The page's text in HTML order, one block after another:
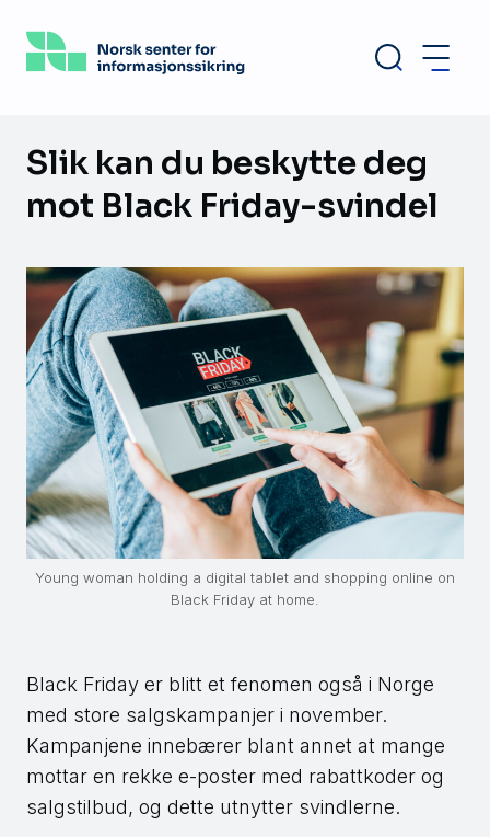
hovedinnhold
Slik kan du beskytte deg
mot Black Friday-svindel
Young woman holding a digital tablet and shopping online on
Black Friday at home.
Black Friday er blitt et fenomen også i Norge
med store salgskampanjer i november.
Kampanjene innebærer blant annet at mange
mottar en rekke e-poster med rabattkoder og
salgstilbud, og dette utnytter svindlerne.